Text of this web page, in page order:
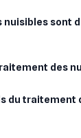
sont
des
du traitement